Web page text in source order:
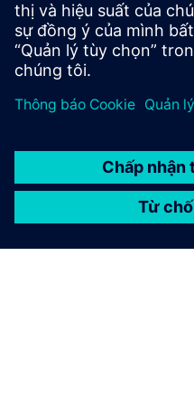
bị, ...
Tìm hiểu thêm